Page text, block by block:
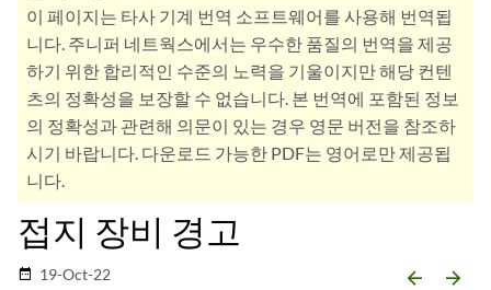
이 페이지는 타사 기계 번역 소프트웨어를 사용해 번역됩
니다. 주니퍼 네트웍스에서는 우수한 품질의 번역을 제공
하기 위한 합리적인 수준의 노력을 기울이지만 해당 컨텐
츠의 정확성을 보장할 수 없습니다. 본 번역에 포함된 정보
의 정확성과 관련해 의문이 있는 경우 영문 버전을 참조하
시기 바랍니다. 다운로드 가능한 PDF는 영어로만 제공됩
니다.
접지 장비 경고
date_range 19-Oct-22 arrow_backward arrow_forward